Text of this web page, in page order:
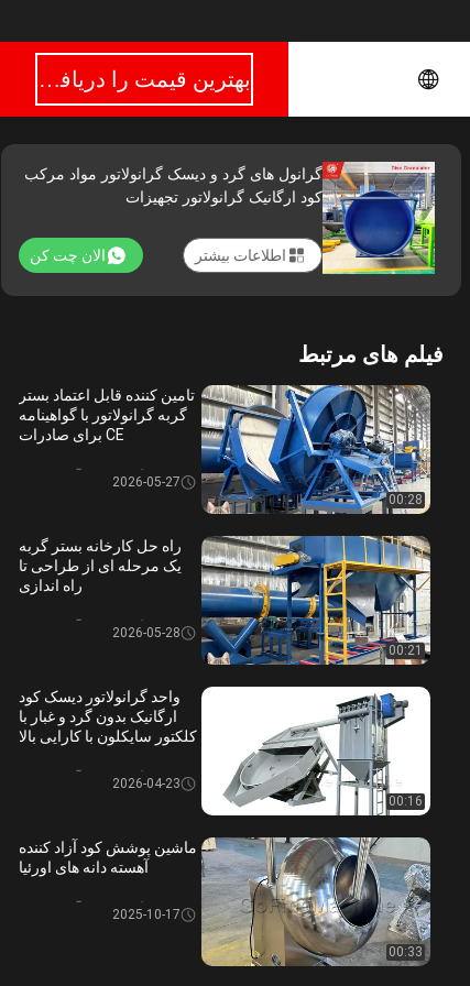
بهترین قیمت را دریافت کنید
گرانول های گرد و دیسک گرانولاتور مواد مرکب
کود ارگانیک گرانولاتور تجهیزات
الان چت کن اطلاعات بیشتر
فیلم های مرتبط
00:28
تامین کننده قابل اعتماد بستر
گربه گرانولاتور با گواهینامه
CE برای صادرات
گرانول کود آلی دیسکی2026-05-27
00:21
راه حل کارخانه بستر گربه
یک مرحله ای از طراحی تا
راه اندازی
گرانول کود آلی دیسکی2026-05-28
00:16
واحد گرانولاتور دیسک کود
ارگانیک بدون گرد و غبار با
کلکتور سایکلون با کارایی بالا
گرانول کود آلی دیسکی2026-04-23
00:33
ماشین پوشش کود آزاد کننده
آهسته دانه های اورئیا
گرانول کود آلی دیسکی2025-10-17